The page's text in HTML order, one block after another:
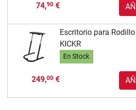
74,90€
Escritorio para
KICKR
En Stock
249,00€